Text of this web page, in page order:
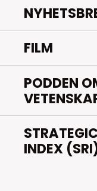
FILM
PODDEN
INDEX